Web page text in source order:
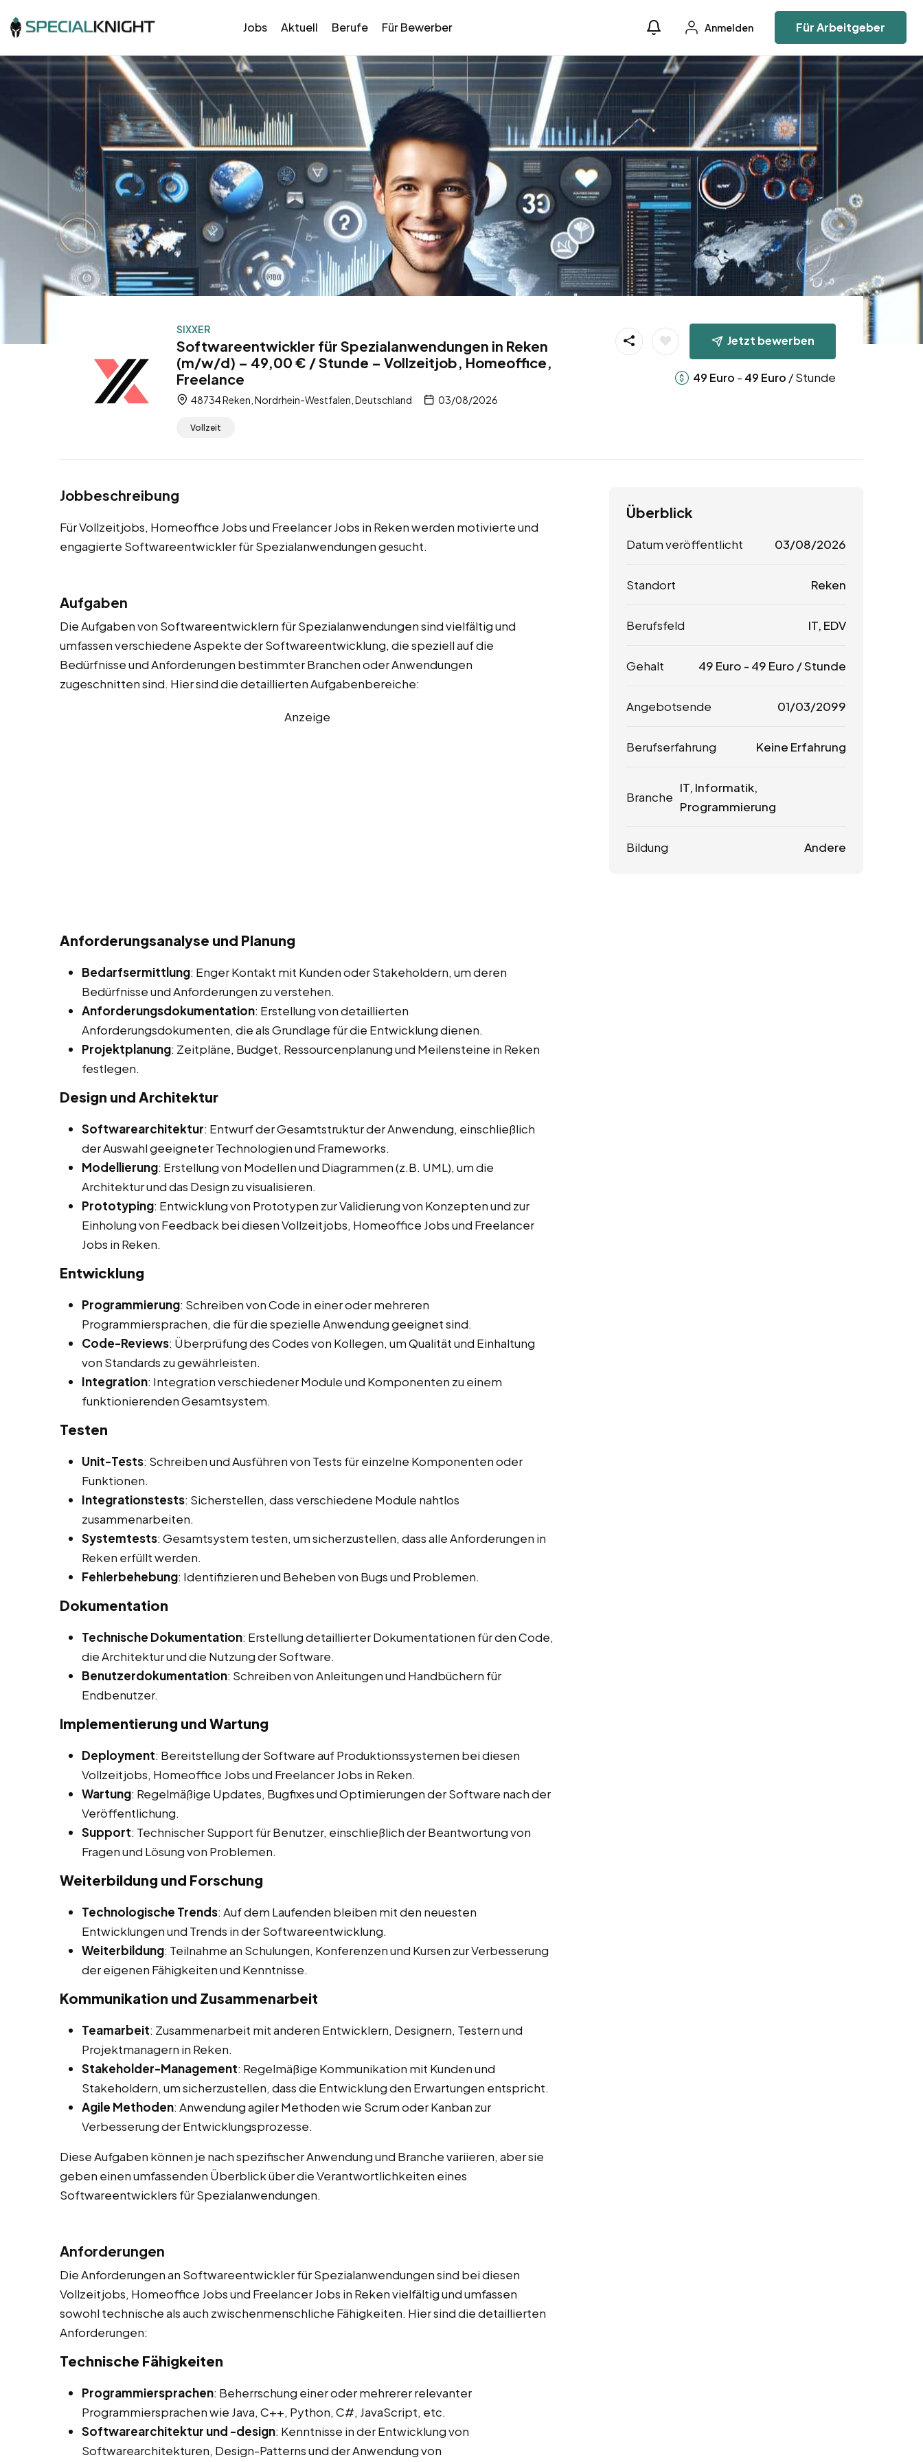
Jobs Aktuell Berufe Für Bewerber Anmelden Für Arbeitgeber
SIXXER
Softwareentwickler für Spezialanwendungen in Reken
(m/w/d) – 49,00 € / Stunde – Vollzeitjob, Homeoffice,
Freelance
48734 Reken, Nordrhein-Westfalen, Deutschland 03/08/2026
Vollzeit
Jetzt bewerben
49 Euro - 49 Euro / Stunde
Jobbeschreibung
Für Vollzeitjobs, Homeoffice Jobs und Freelancer Jobs in Reken werden motivierte und
engagierte Softwareentwickler für Spezialanwendungen gesucht.
Aufgaben
Die Aufgaben von Softwareentwicklern für Spezialanwendungen sind vielfältig und
umfassen verschiedene Aspekte der Softwareentwicklung, die speziell auf die
Bedürfnisse und Anforderungen bestimmter Branchen oder Anwendungen
zugeschnitten sind. Hier sind die detaillierten Aufgabenbereiche:
Anzeige
Anforderungsanalyse und Planung
Bedarfsermittlung: Enger Kontakt mit Kunden oder Stakeholdern, um deren
Bedürfnisse und Anforderungen zu verstehen.
Anforderungsdokumentation: Erstellung von detaillierten
Anforderungsdokumenten, die als Grundlage für die Entwicklung dienen.
Projektplanung: Zeitpläne, Budget, Ressourcenplanung und Meilensteine in Reken
festlegen.
Design und Architektur
Softwarearchitektur: Entwurf der Gesamtstruktur der Anwendung, einschließlich
der Auswahl geeigneter Technologien und Frameworks.
Modellierung: Erstellung von Modellen und Diagrammen (z.B. UML), um die
Architektur und das Design zu visualisieren.
Prototyping: Entwicklung von Prototypen zur Validierung von Konzepten und zur
Einholung von Feedback bei diesen Vollzeitjobs, Homeoffice Jobs und Freelancer
Jobs in Reken.
Entwicklung
Programmierung: Schreiben von Code in einer oder mehreren
Programmiersprachen, die für die spezielle Anwendung geeignet sind.
Code-Reviews: Überprüfung des Codes von Kollegen, um Qualität und Einhaltung
von Standards zu gewährleisten.
Integration: Integration verschiedener Module und Komponenten zu einem
funktionierenden Gesamtsystem.
Testen
Unit-Tests: Schreiben und Ausführen von Tests für einzelne Komponenten oder
Funktionen.
Integrationstests: Sicherstellen, dass verschiedene Module nahtlos
zusammenarbeiten.
Systemtests: Gesamtsystem testen, um sicherzustellen, dass alle Anforderungen in
Reken erfüllt werden.
Fehlerbehebung: Identifizieren und Beheben von Bugs und Problemen.
Dokumentation
Technische Dokumentation: Erstellung detaillierter Dokumentationen für den Code,
die Architektur und die Nutzung der Software.
Benutzerdokumentation: Schreiben von Anleitungen und Handbüchern für
Endbenutzer.
Implementierung und Wartung
Deployment: Bereitstellung der Software auf Produktionssystemen bei diesen
Vollzeitjobs, Homeoffice Jobs und Freelancer Jobs in Reken.
Wartung: Regelmäßige Updates, Bugfixes und Optimierungen der Software nach der
Veröffentlichung.
Support: Technischer Support für Benutzer, einschließlich der Beantwortung von
Fragen und Lösung von Problemen.
Weiterbildung und Forschung
Technologische Trends: Auf dem Laufenden bleiben mit den neuesten
Entwicklungen und Trends in der Softwareentwicklung.
Weiterbildung: Teilnahme an Schulungen, Konferenzen und Kursen zur Verbesserung
der eigenen Fähigkeiten und Kenntnisse.
Kommunikation und Zusammenarbeit
Teamarbeit: Zusammenarbeit mit anderen Entwicklern, Designern, Testern und
Projektmanagern in Reken.
Stakeholder-Management: Regelmäßige Kommunikation mit Kunden und
Stakeholdern, um sicherzustellen, dass die Entwicklung den Erwartungen entspricht.
Agile Methoden: Anwendung agiler Methoden wie Scrum oder Kanban zur
Verbesserung der Entwicklungsprozesse.
Diese Aufgaben können je nach spezifischer Anwendung und Branche variieren, aber sie
geben einen umfassenden Überblick über die Verantwortlichkeiten eines
Softwareentwicklers für Spezialanwendungen.
Anforderungen
Die Anforderungen an Softwareentwickler für Spezialanwendungen sind bei diesen
Vollzeitjobs, Homeoffice Jobs und Freelancer Jobs in Reken vielfältig und umfassen
sowohl technische als auch zwischenmenschliche Fähigkeiten. Hier sind die detaillierten
Anforderungen:
Technische Fähigkeiten
Programmiersprachen: Beherrschung einer oder mehrerer relevanter
Programmiersprachen wie Java, C++, Python, C#, JavaScript, etc.
Softwarearchitektur und -design: Kenntnisse in der Entwicklung von
Softwarearchitekturen, Design-Patterns und der Anwendung von
Überblick
Datum veröffentlicht 03/08/2026
Standort Reken
Berufsfeld IT, EDV
Gehalt 49 Euro - 49 Euro / Stunde
Angebotsende 01/03/2099
Berufserfahrung Keine Erfahrung
Branche
IT, Informatik,
Programmierung
Bildung Andere